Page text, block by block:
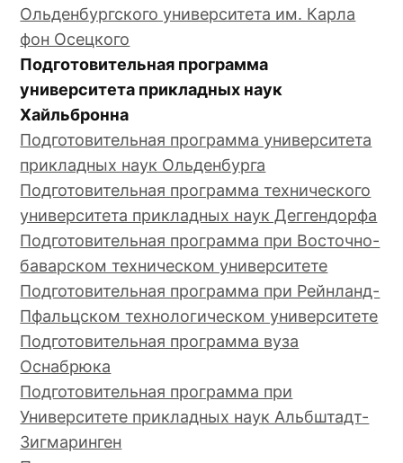
Ольденбургского университета им. Карла
фон Осецкого
Подготовительная программа
университета прикладных наук
Хайльбронна
Подготовительная программа университета
прикладных наук Ольденбурга
Подготовительная программа технического
университета прикладных наук Деггендорфа
Подготовительная программа при Восточно-
баварском техническом университете
Подготовительная программа при Рейнланд-
Пфальцском технологическом университете
Подготовительная программа вуза
Оснабрюка
Подготовительная программа при
Университете прикладных наук Альбштадт-
Зигмаринген